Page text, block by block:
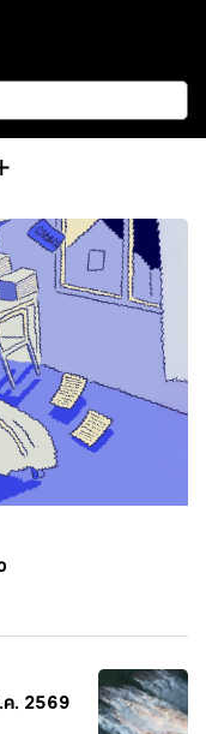
นสัปดาห์นี้ 2 - 8 ส.ค. 2569